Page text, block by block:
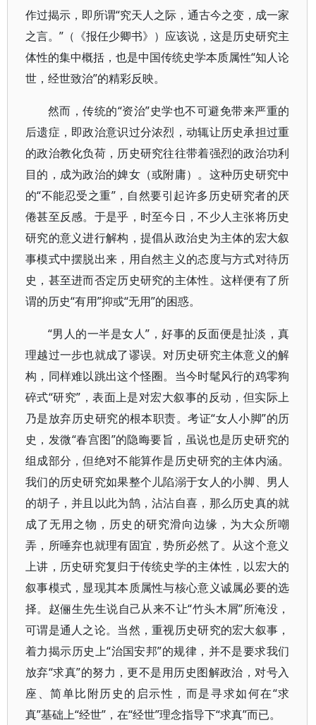
作过揭示，即所谓“究天人之际，通古今之变，成一家
之言。”（《报任少卿书》）应该说，这是历史研究主
体性的集中概括，也是中国传统史学本质属性“知人论
世，经世致治”的精彩反映。
然而，传统的“资治”史学也不可避免带来严重的
后遗症，即政治意识过分浓烈，动辄让历史承担过重
的政治教化负荷，历史研究往往带着强烈的政治功利
目的，成为政治的婢女（或附庸）。这种历史研究中
的“不能忍受之重”，自然要引起许多历史研究者的厌
倦甚至反感。于是乎，时至今日，不少人主张将历史
研究的意义进行解构，提倡从政治史为主体的宏大叙
事模式中摆脱出来，用自然主义的态度与方式对待历
史，甚至进而否定历史研究的主体性。这样便有了所
谓的历史“有用”抑或“无用”的困惑。
“男人的一半是女人”，好事的反面便是扯淡，真
理越过一步也就成了谬误。对历史研究主体意义的解
构，同样难以跳出这个怪圈。当今时髦风行的鸡零狗
碎式“研究”，表面上是对宏大叙事的反动，但实际上
乃是放弃历史研究的根本职责。考证“女人小脚”的历
史，发微“春宫图”的隐晦要旨，虽说也是历史研究的
组成部分，但绝对不能算作是历史研究的主体内涵。
我们的历史研究如果整个儿陷溺于女人的小脚、男人
的胡子，并且以此为鹄，沾沾自喜，那么历史真的就
成了无用之物，历史的研究滑向边缘，为大众所嘲
弄，所唾弃也就理有固宜，势所必然了。从这个意义
上讲，历史研究复归于传统史学的主体性，以宏大的
叙事模式，显现其本质属性与核心意义诚属必要的选
择。赵俪生先生说自己从来不让“竹头木屑”所淹没，
可谓是通人之论。当然，重视历史研究的宏大叙事，
着力揭示历史上“治国安邦”的规律，并不是要求我们
放弃“求真”的努力，更不是用历史图解政治，对号入
座、简单比附历史的启示性，而是寻求如何在“求
真”基础上“经世”，在“经世”理念指导下“求真”而已。